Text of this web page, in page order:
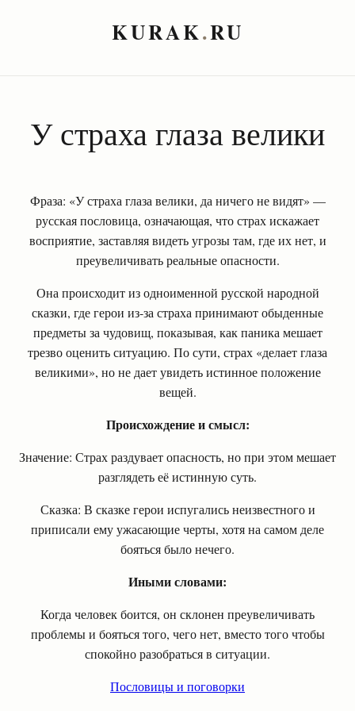
KURAK.RU
У страха глаза велики
Фраза: «У страха глаза велики, да ничего не видят» —
русская пословица, означающая, что страх искажает
восприятие, заставляя видеть угрозы там, где их нет, и
преувеличивать реальные опасности.
Она происходит из одноименной русской народной
сказки, где герои из-за страха принимают обыденные
предметы за чудовищ, показывая, как паника мешает
трезво оценить ситуацию. По сути, страх «делает глаза
великими», но не дает увидеть истинное положение
вещей.
Происхождение и смысл:
Значение: Страх раздувает опасность, но при этом мешает
разглядеть её истинную суть.
Сказка: В сказке герои испугались неизвестного и
приписали ему ужасающие черты, хотя на самом деле
бояться было нечего.
Иными словами:
Когда человек боится, он склонен преувеличивать
проблемы и бояться того, чего нет, вместо того чтобы
спокойно разобраться в ситуации.
Пословицы и поговорки